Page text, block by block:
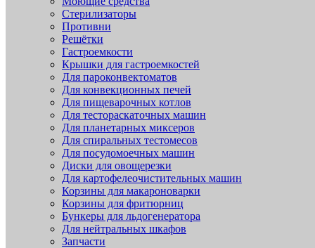
Стерилизаторы
Противни
Решётки
Гастроемкости
Крышки для гастроемкостей
Для пароконвектоматов
Для конвекционных печей
Для пищеварочных котлов
Для тестораскаточных машин
Для планетарных миксеров
Для спиральных тестомесов
Для посудомоечных машин
Диски для овощерезки
Для картофелеочистительных машин
Корзины для макароноварки
Корзины для фритюрниц
Бункеры для льдогенератора
Для нейтральных шкафов
Запчасти